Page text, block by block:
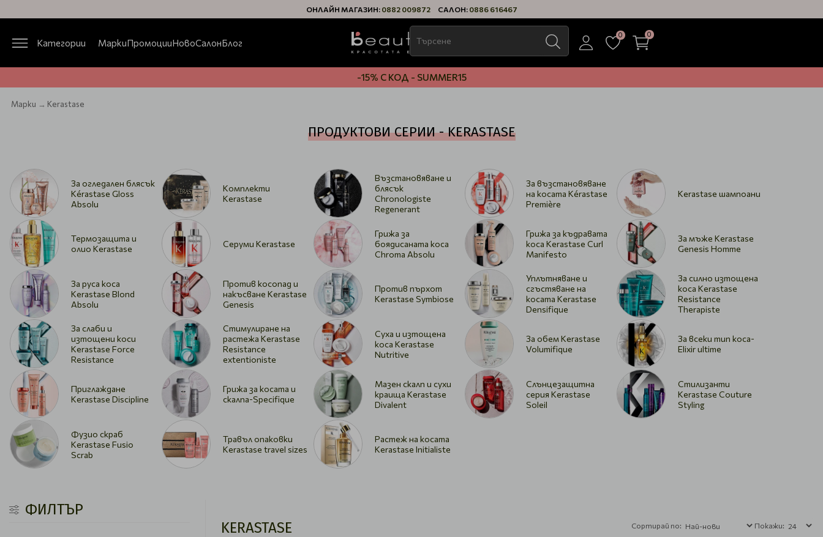
ОНЛАЙН МАГАЗИН: 0882 009872 САЛОН: 0886 616467
Категории МаркиПромоцииНовоСалонБлог
0 0
-15% С КОД - SUMMER15
Марки Kerastase
ПРОДУКТОВИ СЕРИИ - KERASTASE
За огледален блясък
Kérastase Gloss
Absolu
Комплекти
Kerastase
Възстановяване и
блясък
Chronologiste
Regenerant
За възстановяване
на косата Kérastase
Première
Kerastase шампоани
Термозащита и
олиo Kerastase
Серуми Kerastase
Грижа за
боядисаната коса
Chroma Absolu
Грижа за къдравата
коса Kerastase Curl
Manifesto
За мъже Kerastase
Genesis Homme
За руса коса
Kerastase Blond
Absolu
Против косопад и
накъсване Kerastase
Genesis
Против пърхот
Kerastase Symbiose
Уплътняване и
сгъстяване на
косата Kerastase
Densifique
За силно изтощена
коса Kerastase
Resistance
Therapiste
За слаби и
изтощени коси
Kerastase Force
Resistance
Стимулиране на
растежа Kerastase
Resistance
extentioniste
Суха и изтощена
коса Kerastase
Nutritive
За обем Kerastase
Volumifique
За всеки тип коса-
Elixir ultime
Приглаждане
Kerastase Discipline
Грижа за косата и
скалпа-Specifique
Мазен скалп и сухи
краища Kerastase
Divalent
Слънцезащитна
серия Kerastase
Soleil
Стилизанти
Kerastase Couture
Styling
Фузио скраб
Kerastase Fusio
Scrab
Травъл опаковки
Kerastase travel sizes
Растеж на косата
Kerastase Initialiste
ФИЛТЪР
KERASTASE Сортирай по: Покажи: